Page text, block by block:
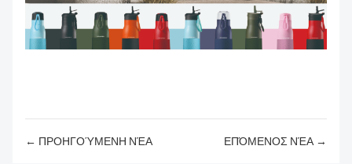
← ΠΡΟΗΓΟΎΜΕΝΗ ΝΈΑ ΕΠΌΜΕΝΟΣ ΝΈΑ →